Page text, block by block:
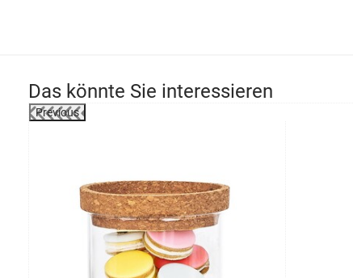
Das könnte Sie interessieren
Previous